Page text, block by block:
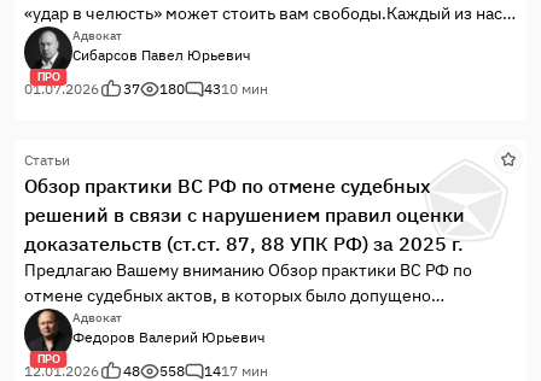
«удар в челюсть» может стоить вам свободы.Каждый из нас в
глубине души немного Чак Норрис. Особенно когда мы
занимаемся домашними делами и в голове прокручиваем
сценарий: «Вот на меня нападают, а я хватаю сковородку,
ПРО
Адвокат
Сибарсов Павел Юрьевич
01.07.2026
37 180 4310 мин
Статьи
Обзор практики ВС РФ по отмене судебных
решений в связи с нарушением правил оценки
доказательств (ст.ст. 87, 88 УПК РФ) за 2025 г.
Предлагаю Вашему вниманию Обзор практики ВС РФ по
отмене судебных актов, в которых было допущено
нарушение правил оценки доказательств (ст.ст. 87, 88 УПК
РФ) за 2025 г.
ПРО
Адвокат
Федоров Валерий Юрьевич
12.01.2026
48 558 1417 мин